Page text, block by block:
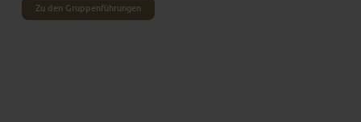
Zu den Gruppenführungen